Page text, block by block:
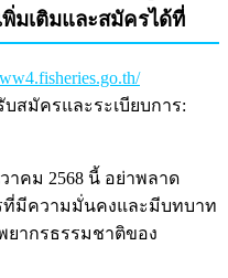
พิ่มเติมและสมัครได้ที่
สมัครและระเบียบการ:
าคม 2568 นี้ อย่าพลาด
ที่มีความมั่นคงและมีบทบาท
ากรธรรมชาติของ